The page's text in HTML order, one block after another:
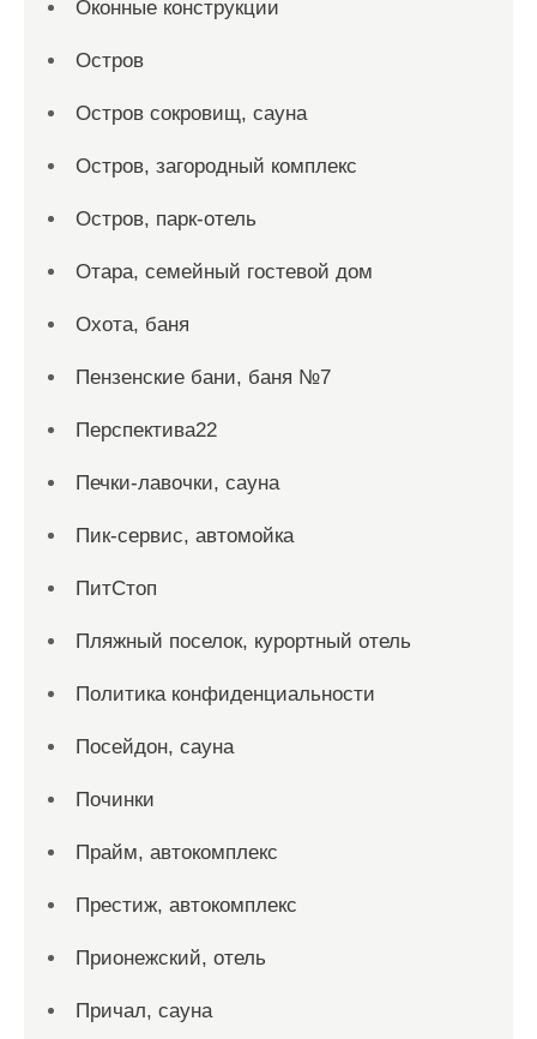
Оконные конструкции
Остров
Остров сокровищ, сауна
Остров, загородный комплекс
Остров, парк-отель
Отара, семейный гостевой дом
Охота, баня
Пензенские бани, баня №7
Перспектива22
Печки-лавочки, сауна
Пик-сервис, автомойка
ПитСтоп
Пляжный поселок, курортный отель
Политика конфиденциальности
Посейдон, сауна
Починки
Прайм, автокомплекс
Престиж, автокомплекс
Прионежский, отель
Причал, сауна